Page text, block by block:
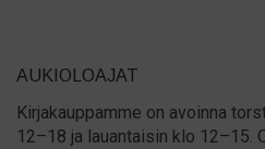
AUKIOLOAJAT
Kirjakauppamme on avoinna
12–18 ja lauantaisin klo 12–15.